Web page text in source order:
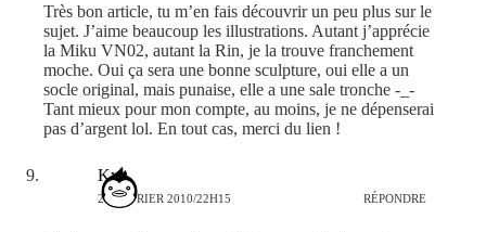
Très bon article, tu m’en fais découvrir un peu plus sur le
sujet. J’aime beaucoup les illustrations. Autant j’apprécie
la Miku VN02, autant la Rin, je la trouve franchement
moche. Oui ça sera une bonne sculpture, oui elle a un
socle original, mais punaise, elle a une sale tronche -_-
Tant mieux pour mon compte, au moins, je ne dépenserai
pas d’argent lol. En tout cas, merci du lien !
Kyu
21 FÉVRIER 2010/22H15 RÉPONDRE